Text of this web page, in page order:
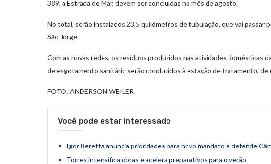
389, a Estrada do Mar, devem ser concluídas no mês de agosto.
No total, serão instalados 23,5 quilômetros de tubulação, que vai passar
São Jorge.
Com as novas redes, os resíduos produzidos nas atividades domésticas
de esgotamento sanitário serão conduzidos à estação de tratamento, de
FOTO: ANDERSON WEILER
Você pode estar interessado
Igor Beretta anuncia prioridades para novo mandato e defende
Torres intensifica obras e acelera preparativos para o verão